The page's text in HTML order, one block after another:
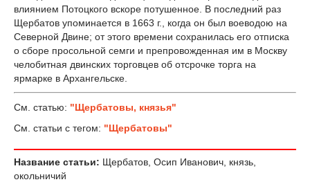
влиянием Потоцкого вскоре потушенное. В последний раз
Щербатов упоминается в 1663 г., когда он был воеводою на
Северной Двине; от этого времени сохранилась его отписка
о сборе просольной семги и препровожденная им в Москву
челобитная двинских торговцев об отсрочке торга на
ярмарке в Архангельске.
См. статью: "Щербатовы, князья"
См. статьи с тегом: "Щербатовы"
Название статьи: Щербатов, Осип Иванович, князь,
окольничий